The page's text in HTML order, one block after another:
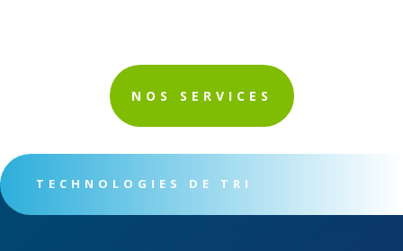
NOS SERVICES
TECHNOLOGIES DE TRI